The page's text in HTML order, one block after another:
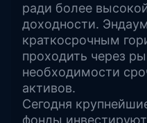
ради более
доходности.
краткосрочным
проходить через
необходимости
активов.
Сегодня
фонды